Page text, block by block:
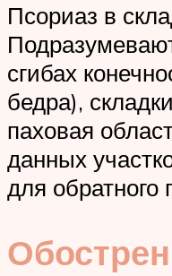
Псориаз в
сгибах
бедра),
паховая
данных
для обратного